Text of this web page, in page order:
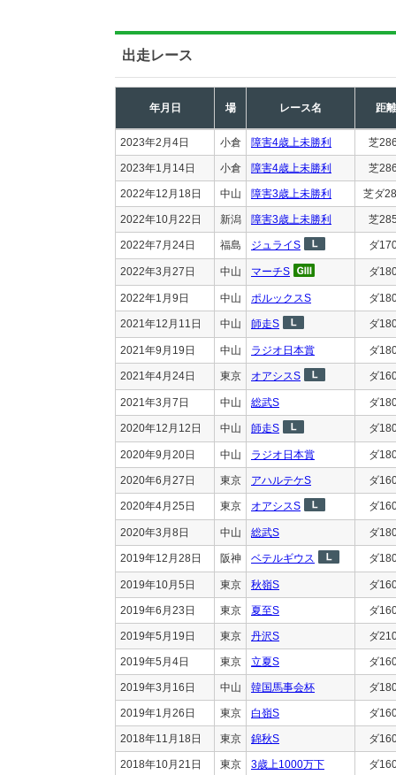
出走レース
年月日 場 レース名 距離
2023年2月4日 小倉 障害4歳上未勝利 芝
2023年1月14日 小倉 障害4歳上未勝利 芝
2022年12月18日 中山 障害3歳上未勝利 芝ダ
2022年10月22日 新潟 障害3歳上未勝利 芝
2022年7月24日 福島 ジュライS ダ
2022年3月27日 中山 マーチS ダ
2022年1月9日 中山 ポルックスS ダ
2021年12月11日 中山 師走S ダ
2021年9月19日 中山 ラジオ日本賞 ダ
2021年4月24日 東京 オアシスS ダ
2021年3月7日 中山 総武S ダ
2020年12月12日 中山 師走S ダ
2020年9月20日 中山 ラジオ日本賞 ダ
2020年6月27日 東京 アハルテケS ダ
2020年4月25日 東京 オアシスS ダ
2020年3月8日 中山 総武S ダ
2019年12月28日 阪神 ベテルギウス ダ
2019年10月5日 東京 秋嶺S ダ
2019年6月23日 東京 夏至S ダ
2019年5月19日 東京 丹沢S ダ
2019年5月4日 東京 立夏S ダ
2019年3月16日 中山 韓国馬事会杯 ダ
2019年1月26日 東京 白嶺S ダ
2018年11月18日 東京 錦秋S ダ
2018年10月21日 東京 3歳上1000万下 ダ